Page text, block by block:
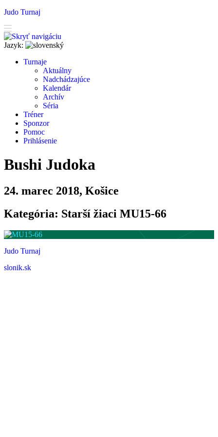
Judo Turnaj
Jazyk:
Turnaje
Aktuálny
Nadchádzajúce
Kalendár
Archív
Séria
Tréner
Sponzor
Pomoc
Prihlásenie
Bushi Judoka
24. marec 2018, Košice
Kategória: Starší žiaci MU15-66
Judo Turnaj
slonik.sk